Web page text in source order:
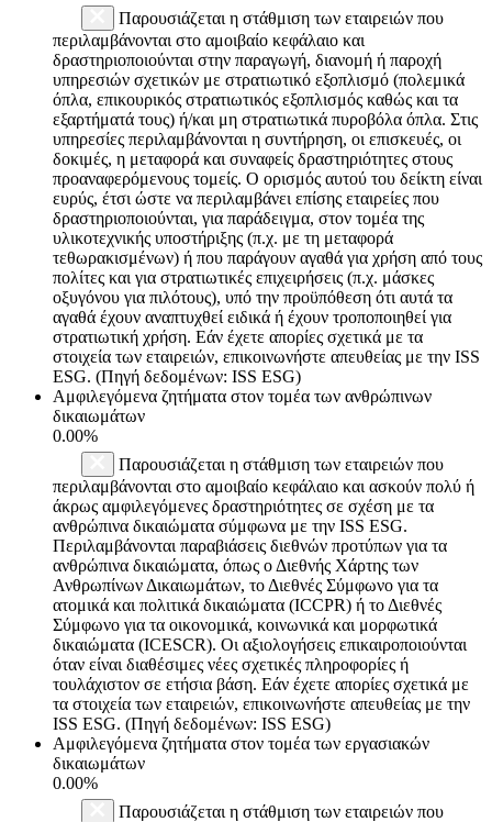
Παρουσιάζεται η στάθμιση των εταιρειών που
περιλαμβάνονται στο αμοιβαίο κεφάλαιο και
δραστηριοποιούνται στην παραγωγή, διανομή ή παροχή
υπηρεσιών σχετικών με στρατιωτικό εξοπλισμό (πολεμικά
όπλα, επικουρικός στρατιωτικός εξοπλισμός καθώς και τα
εξαρτήματά τους) ή/και μη στρατιωτικά πυροβόλα όπλα. Στις
υπηρεσίες περιλαμβάνονται η συντήρηση, οι επισκευές, οι
δοκιμές, η μεταφορά και συναφείς δραστηριότητες στους
προαναφερόμενους τομείς. Ο ορισμός αυτού του δείκτη είναι
ευρύς, έτσι ώστε να περιλαμβάνει επίσης εταιρείες που
δραστηριοποιούνται, για παράδειγμα, στον τομέα της
υλικοτεχνικής υποστήριξης (π.χ. με τη μεταφορά
τεθωρακισμένων) ή που παράγουν αγαθά για χρήση από τους
πολίτες και για στρατιωτικές επιχειρήσεις (π.χ. μάσκες
οξυγόνου για πιλότους), υπό την προϋπόθεση ότι αυτά τα
αγαθά έχουν αναπτυχθεί ειδικά ή έχουν τροποποιηθεί για
στρατιωτική χρήση. Εάν έχετε απορίες σχετικά με τα
στοιχεία των εταιρειών, επικοινωνήστε απευθείας με την ISS
ESG. (Πηγή δεδομένων: ISS ESG)
Αμφιλεγόμενα ζητήματα στον τομέα των ανθρώπινων
δικαιωμάτων
0.00%
Παρουσιάζεται η στάθμιση των εταιρειών που
περιλαμβάνονται στο αμοιβαίο κεφάλαιο και ασκούν πολύ ή
άκρως αμφιλεγόμενες δραστηριότητες σε σχέση με τα
ανθρώπινα δικαιώματα σύμφωνα με την ISS ESG.
Περιλαμβάνονται παραβιάσεις διεθνών προτύπων για τα
ανθρώπινα δικαιώματα, όπως ο Διεθνής Χάρτης των
Ανθρωπίνων Δικαιωμάτων, το Διεθνές Σύμφωνο για τα
ατομικά και πολιτικά δικαιώματα (ICCPR) ή το Διεθνές
Σύμφωνο για τα οικονομικά, κοινωνικά και μορφωτικά
δικαιώματα (ICESCR). Οι αξιολογήσεις επικαιροποιούνται
όταν είναι διαθέσιμες νέες σχετικές πληροφορίες ή
τουλάχιστον σε ετήσια βάση. Εάν έχετε απορίες σχετικά με
τα στοιχεία των εταιρειών, επικοινωνήστε απευθείας με την
ISS ESG. (Πηγή δεδομένων: ISS ESG)
Αμφιλεγόμενα ζητήματα στον τομέα των εργασιακών
δικαιωμάτων
0.00%
Παρουσιάζεται η στάθμιση των εταιρειών που